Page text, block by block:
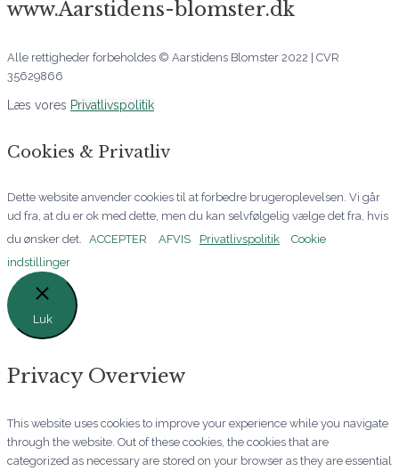
www.Aarstidens-blomster.dk
Alle rettigheder forbeholdes © Aarstidens Blomster 2022 | CVR
35629866
Læs vores Privatlivspolitik
Cookies & Privatliv
Dette website anvender cookies til at forbedre brugeroplevelsen. Vi går
ud fra, at du er ok med dette, men du kan selvfølgelig vælge det fra, hvis
du ønsker det. ACCEPTER AFVIS Privatlivspolitik
Cookie
indstillinger
Luk
Privacy Overview
This website uses cookies to improve your experience while you navigate
through the website. Out of these cookies, the cookies that are
categorized as necessary are stored on your browser as they are essential